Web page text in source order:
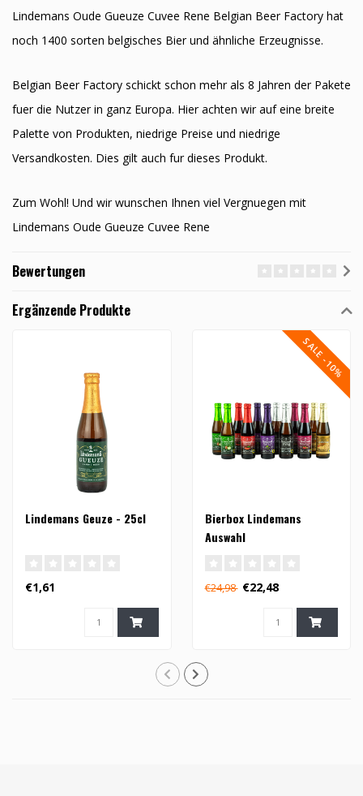
Lindemans Oude Gueuze Cuvee Rene Belgian Beer Factory hat
noch 1400 sorten belgisches Bier und ähnliche Erzeugnisse.
Belgian Beer Factory schickt schon mehr als 8 Jahren der Pakete
fuer die Nutzer in ganz Europa. Hier achten wir auf eine breite
Palette von Produkten, niedrige Preise und niedrige
Versandkosten. Dies gilt auch fur dieses Produkt.
Zum Wohl! Und wir wunschen Ihnen viel Vergnuegen mit
Lindemans Oude Gueuze Cuvee Rene
Bewertungen
Ergänzende Produkte
Lindemans Geuze - 25cl
€1,61
SALE -10%
Bierbox Lindemans
Auswahl
€24,98 €22,48